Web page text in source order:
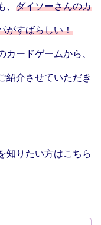
、 ダイソーさんのカ
がすばらしい！
カードゲームから、
紹介させていただき
知りたい方はこちら